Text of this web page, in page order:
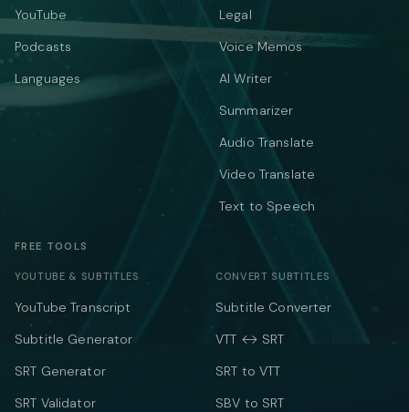
YouTube
Podcasts
Languages
Legal
Voice Memos
AI Writer
Summarizer
Audio Translate
Video Translate
Text to Speech
FREE TOOLS
YOUTUBE & SUBTITLES
YouTube Transcript
Subtitle Generator
SRT Generator
SRT Validator
CONVERT SUBTITLES
Subtitle Converter
VTT ↔ SRT
SRT to VTT
SBV to SRT